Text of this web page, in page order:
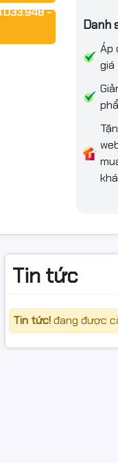
-
Danh
Áp
giá
Tin tức
Tin tức!đang được
sử